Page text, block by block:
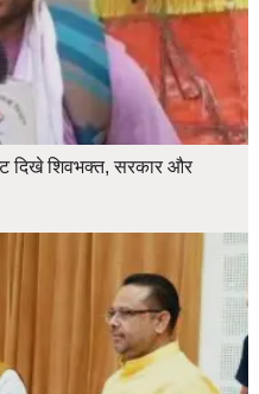
दिखे शिवभक्त, सरकार और